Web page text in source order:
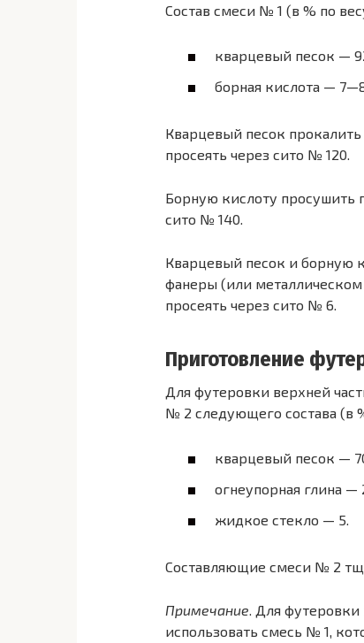
Состав смеси № 1 (в % по
кварцевый песок —
борная кислота —
Кварцевый песок
просеять через сито № 120.
Борную кислоту просушить
сито № 140.
Кварцевый песок и борную
фанеры (или
просеять через сито № 6.
Приготовление
Для футеровки верхней
№ 2 следующего состава (в
кварцевый песок —
огнеупорная глина —
жидкое стекло — 5.
Составляющие смеси № 2
Примечание. Для футеровки
использовать смесь № 1,